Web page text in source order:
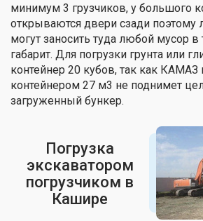
минимум 3 грузчиков, у большого
открываются двери сзади поэтому
могут заносить туда любой мусор в
габарит. Для погрузки грунта или
контейнер 20 кубов, так как КАМАЗ
контейнером 27 м3 не поднимет
загруженный бункер.
Погрузка
экскаватором
погрузчиком в
Кашире